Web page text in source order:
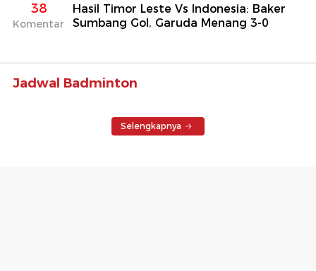
38
Komentar
Hasil Timor Leste Vs Indonesia: Baker
Sumbang Gol, Garuda Menang 3-0
Jadwal Badminton
Selengkapnya